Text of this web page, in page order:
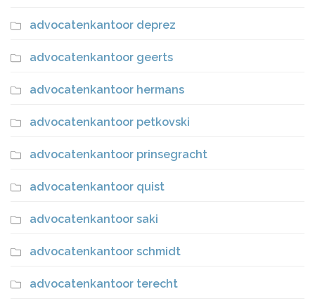
advocatenkantoor deprez
advocatenkantoor geerts
advocatenkantoor hermans
advocatenkantoor petkovski
advocatenkantoor prinsegracht
advocatenkantoor quist
advocatenkantoor saki
advocatenkantoor schmidt
advocatenkantoor terecht